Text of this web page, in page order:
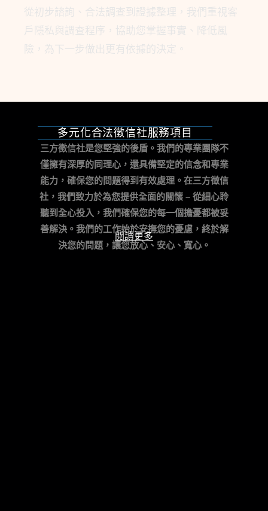
從初步諮詢、合法調查到證據整理，我們重視客
戶隱私與調查程序，協助您掌握事實、降低風
險，為下一步做出更有依據的決定。
多元化合法徵信社服務項目
三方徵信社是您堅強的後盾。我們的專業團隊不
僅擁有深厚的同理心，還具備堅定的信念和專業
能力，確保您的問題得到有效處理。 在三方徵信
社，我們致力於為您提供全面的關懷 – 從細心聆
聽到全心投入，我們確保您的每一個擔憂都被妥
善解決。我們的工作始於安撫您的憂慮，終於解
決您的問題，讓您放心、安心、寬心。
閱讀更多